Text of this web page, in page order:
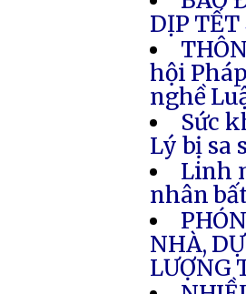
DỊP TẾT
hội
nghề
Sức
Lý bị sa
Linh
nhân
NHÀ,
LƯỢNG